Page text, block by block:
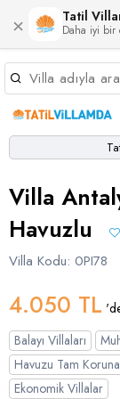
× Tatil
Daha iyi bir
Hakkımızda
Bölgeler
Bölgeler
Turgutreis
Alaçatı
Germiyan
Dalaman
Dalyan
Çalış
Çamköy
Çatalarık
Çiftlik
Eldirek
Bornova
Akbel
Bezirgan
Çavdır
Çayköy
Hacıoğlan
Ağullu
Bayındır
Çukurbağ
Gökçeören
Gökseki
Çamlı
Selimiye
Boğaziçi
Eşen
Karadere
Yakabağ
Villa
Villa
Çift
Çocuk
Çocuk
Blog
Villa
Havuzlu
Villa Kodu: 0PI78
4.050 TL
Balayı Villaları
Havuzu Tam
Ekonomik Villalar
Dil Seçiniz
Türkçe
German
Kur Seçiniz
Türk Lirası
TRY
Sterlin
Favorilerim
Müsaitlik
Müsaitlik